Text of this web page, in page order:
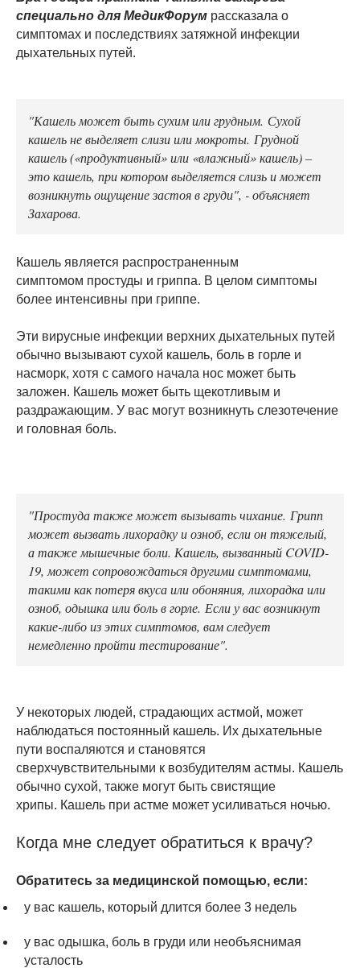
специально для МедикФорум рассказала о
симптомах и последствиях затяжной инфекции
дыхательных путей.
"Кашель может быть сухим или грудным. Сухой
кашель не выделяет слизи или мокроты. Грудной
кашель («продуктивный» или «влажный» кашель) –
это кашель, при котором выделяется слизь и может
возникнуть ощущение застоя в груди", - объясняет
Захарова.
Кашель является распространенным
симптомом простуды и гриппа. В целом симптомы
более интенсивны при гриппе.
Эти вирусные инфекции верхних дыхательных путей
обычно вызывают сухой кашель, боль в горле и
насморк, хотя с самого начала нос может быть
заложен. Кашель может быть щекотливым и
раздражающим. У вас могут возникнуть слезотечение
и головная боль.
"Простуда также может вызывать чихание. Грипп
может вызвать лихорадку и озноб, если он тяжелый,
а также мышечные боли. Кашель, вызванный COVID-
19, может сопровождаться другими симптомами,
такими как потеря вкуса или обоняния, лихорадка или
озноб, одышка или боль в горле. Если у вас возникнут
какие-либо из этих симптомов, вам следует
немедленно пройти тестирование".
У некоторых людей, страдающих астмой, может
наблюдаться постоянный кашель. Их дыхательные
пути воспаляются и становятся
сверхчувствительными к возбудителям астмы. Кашель
обычно сухой, также могут быть свистящие
хрипы. Кашель при астме может усиливаться ночью.
Когда мне следует обратиться к врачу?
Обратитесь за медицинской помощью, если:
у вас кашель, который длится более 3 недель
у вас одышка, боль в груди или необъяснимая
усталость